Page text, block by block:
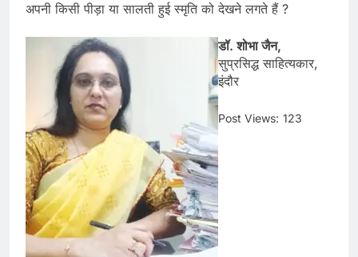
अपनी किसी पीड़ा या सालती हुई स्मृति को देखने लगते हैं ?
डॉ. शोभा जैन,
सुप्रसिद्ध साहित्यकार,
इंदौर
Post Views: 123